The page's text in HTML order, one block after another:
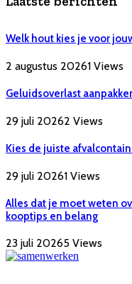
Welk hout kies je voor
2 augustus 20261 Views
Geluidsoverlast
29 juli 20262 Views
Kies de juiste
29 juli 20261 Views
Alles dat je moet weten
kooptips en belang
23 juli 20265 Views